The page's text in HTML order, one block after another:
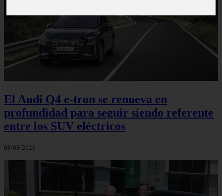
El Audi Q4 e-tron se renueva en
profundidad para seguir siendo referente
entre los SUV eléctricos
08/08/2026